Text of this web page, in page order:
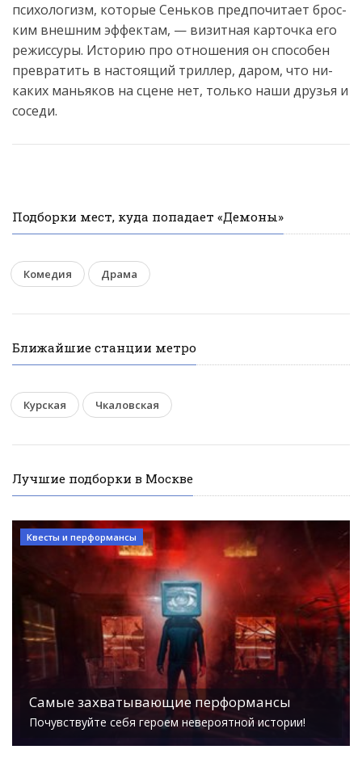
пси­холо­гизм, ко­торые Сень­ков пред­по­чита­ет брос­
ким внеш­ним эф­фектам, — ви­зит­ная кар­точка его
ре­жис­су­ры. Ис­то­рию про от­но­шения он спо­собен
прев­ра­тить в нас­то­ящий трил­лер, да­ром, что ни­
каких мань­яков на сце­не нет, толь­ко на­ши друзья и
со­седи.
Подборки мест, куда попадает «Демоны»
Комедия Драма
Ближайшие станции метро
Курская Чкаловская
Лучшие подборки в Москве
Квесты и перформансы
Самые захватывающие перформансы
Почувствуйте себя героем невероятной истории!